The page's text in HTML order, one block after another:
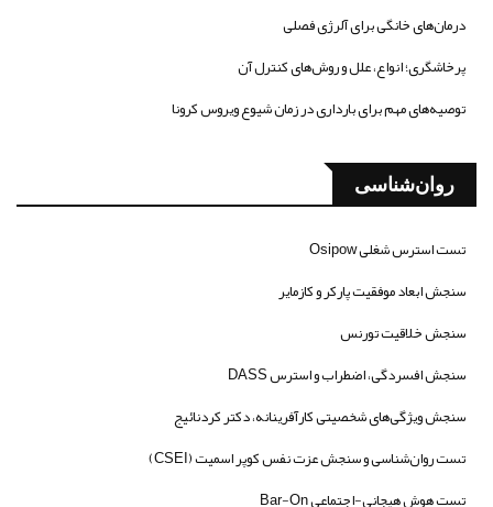
درمان‌های خانگی برای آلرژی فصلی
پرخاشگری؛ انواع، علل و روش‌های کنترل آن
توصیه‌های مهم برای بارداری در زمان شیوع ویروس کرونا
روان‌شناسی
تست استرس شغلی Osipow
سنجش ابعاد موفقیت پارکر و کازمایر
سنجش خلاقیت تورنس
سنجش افسردگی، اضطراب و استرس DASS
سنجش ویژگی‌های شخصیتی کارآفرینانه، دکتر کردنائیج
تست روان‌شناسی و سنجش عزت نفس کوپر اسمیت (CSEI)
تست هوش هیجانی-اجتماعی Bar-On